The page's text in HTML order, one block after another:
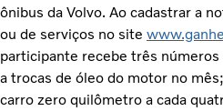
ônibus da Volvo. Ao cadastrar a
ou de serviços no site
participante recebe três
a trocas de óleo do motor no
carro zero quilômetro a cada